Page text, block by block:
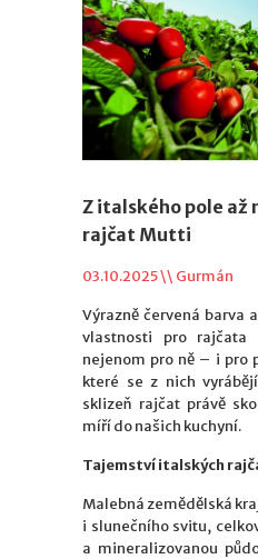
Z italského pole až
rajčat Mutti
03.10.2025 \\ Gurmán
Výrazně červená barva
vlastnosti pro rajčata
nejenom pro ně – i pro
které se z nich
sklizeň rajčat právě
míří do našich kuchyní.
Tajemství italských
Malebná zemědělská
i slunečního svitu,
a mineralizovanou